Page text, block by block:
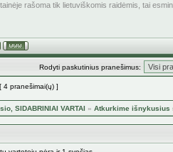
rašoma tik lietuviškomis raidėmis, tai
Rodyti paskutinius pranešimus:
[ 4 pranešimai(ų) ]
SIDABRINIAI VARTAI » Atkurkime išnykusius